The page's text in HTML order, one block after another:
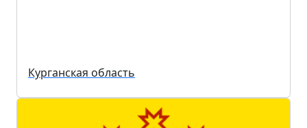
Курганская область